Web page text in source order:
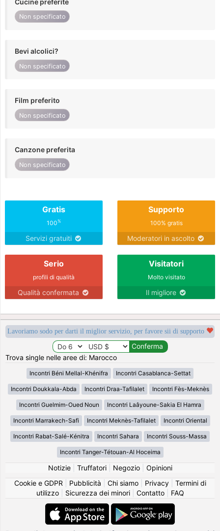
Non specificato
Bevi alcolici?
Non specificato
Film preferito
Non specificato
Canzone preferita
Non specificato
Gratis
100%
Servizi gratuiti
Supporto
100% gratis
Moderatori in ascolto
Serio
profili di qualità
Qualità confermata
Visitatori
Molto visitato
Il migliore
Lavoriamo sodo per darti il miglior servizio, per favore sii di supporto
Trova single nelle aree di: Marocco
Incontri Béni Mellal-Khénifra Incontri Casablanca-Settat
Incontri Doukkala-Abda Incontri Draa-Tafilalet Incontri Fès-Meknès
Incontri Guelmim-Oued Noun Incontri Laâyoune-Sakia El Hamra
Incontri Marrakech-Safi Incontri Meknès-Tafilalet Incontri Oriental
Incontri Rabat-Salé-Kénitra Incontri Sahara Incontri Souss-Massa
Incontri Tanger-Tétouan-Al Hoceima
Notizie| Truffatori| Negozio| Opinioni
Cookie e GDPR
Pubblicità Chi siamo| Privacy| Termini di
utilizzo| Sicurezza dei minori| Contatto| FAQ